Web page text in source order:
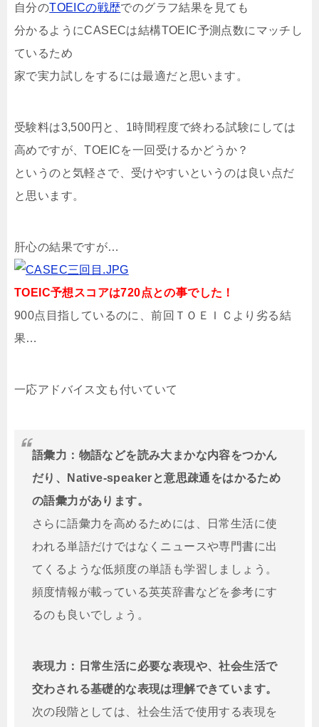
自分のTOEICの戦歴でのグラフ結果を見ても
分かるようにCASECは結構TOEIC予測点数にマッチし
ているため
家で実力試しをするには最適だと思います。
受験料は3,500円と、1時間程度で終わる試験にしては
高めですが、TOEICを一回受けるかどうか？
というのと気軽さで、受けやすいというのは良い点だ
と思います。
肝心の結果ですが…
TOEIC予想スコアは720点との事でした！
900点目指しているのに、前回ＴＯＥＩＣより劣る結
果…
一応アドバイス文も付いていて
語彙力：物語などを読み大まかな内容をつかん
だり、Native-speakerと意思疎通をはかるため
の語彙力があります。
さらに語彙力を高めるためには、日常生活に使
われる単語だけではなくニュースや専門書に出
てくるような低頻度の単語も学習しましょう。
頻度情報が載っている英英辞書などを参考にす
るのも良いでしょう。
表現力：日常生活に必要な表現や、社会生活で
交わされる基礎的な表現は理解できています。
次の段階としては、社会生活で使用する表現を